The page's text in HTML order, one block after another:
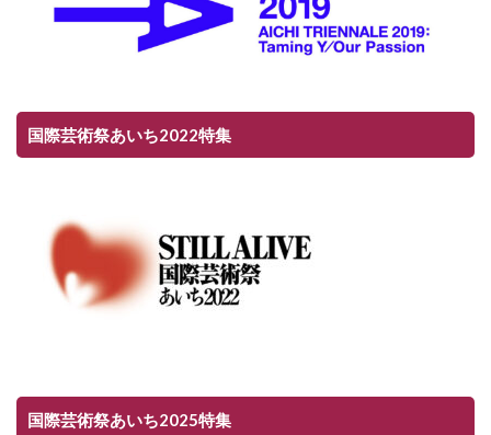
国際芸術祭あいち2022特集
国際芸術祭あいち2025特集